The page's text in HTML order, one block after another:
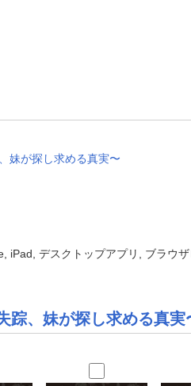
妹が探し求める真実〜
iPad, デスクトップアプリ, ブラウ
踪、妹が探し求める真実